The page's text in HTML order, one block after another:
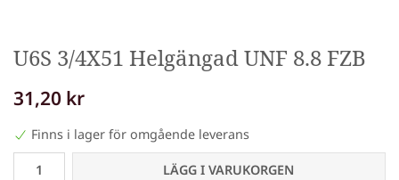
U6S 3/4X51 Helgängad UNF 8.8 FZB
31,20 kr
Finns i lager för omgående leverans
LÄGG I VARUKORGEN